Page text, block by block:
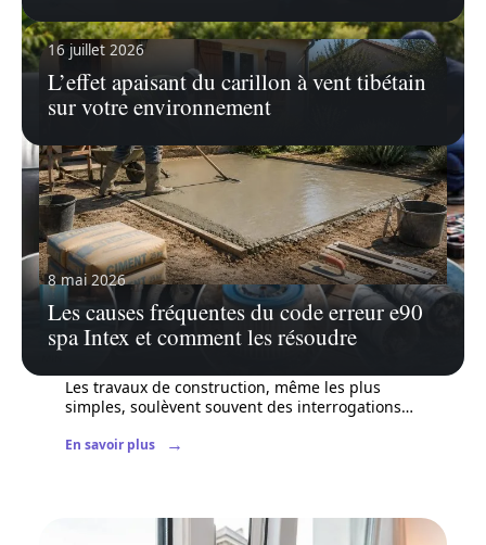
16 juillet 2026
L’effet apaisant du carillon à vent tibétain
sur votre environnement
8 mai 2026
Les causes fréquentes du code erreur e90
spa Intex et comment les résoudre
20 juillet 2026
Évitez les amendes : peut-on couler une
Les travaux de construction, même les plus
simples, soulèvent souvent des interrogations…
En savoir plus